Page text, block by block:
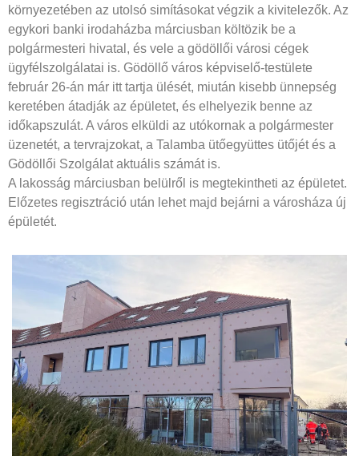
környezetében az utolsó simításokat végzik a kivitelezők. Az
egykori banki irodaházba márciusban költözik be a
polgármesteri hivatal, és vele a gödöllői városi cégek
ügyfélszolgálatai is. Gödöllő város képviselő-testülete
február 26-án már itt tartja ülését, miután kisebb ünnepség
keretében átadják az épületet, és elhelyezik benne az
időkapszulát. A város elküldi az utókornak a polgármester
üzenetét, a tervrajzokat, a Talamba ütőegyüttes ütőjét és a
Gödöllői Szolgálat aktuális számát is.
A lakosság márciusban belülről is megtekintheti az épületet.
Előzetes regisztráció után lehet majd bejárni a városháza új
épületét.